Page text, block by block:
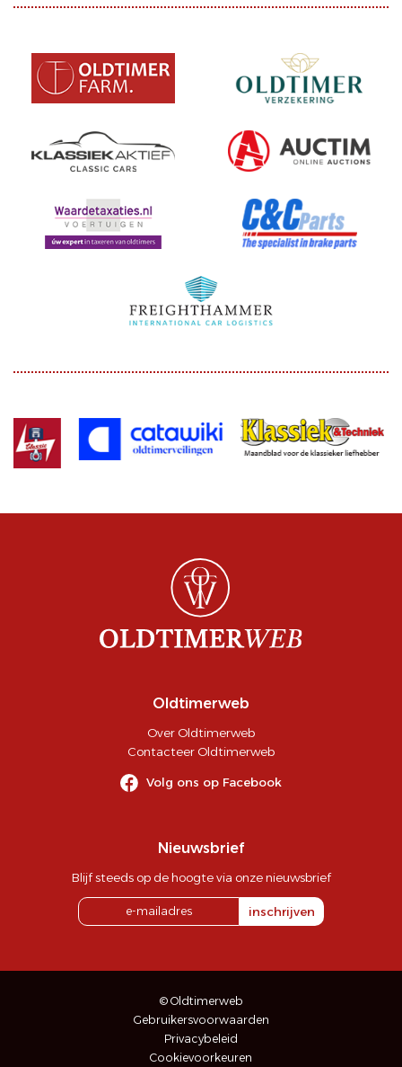
Oldtimerweb
Over Oldtimerweb
Contacteer Oldtimerweb
Volg ons op Facebook
Nieuwsbrief
Blijf steeds op de hoogte via onze nieuwsbrief
inschrijven
© Oldtimerweb
Gebruikersvoorwaarden
Privacybeleid
Cookievoorkeuren